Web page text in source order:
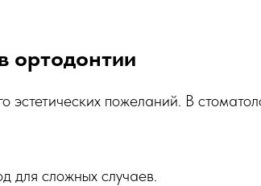
ортодонтии
эстетических пожеланий. В
для сложных случаев.